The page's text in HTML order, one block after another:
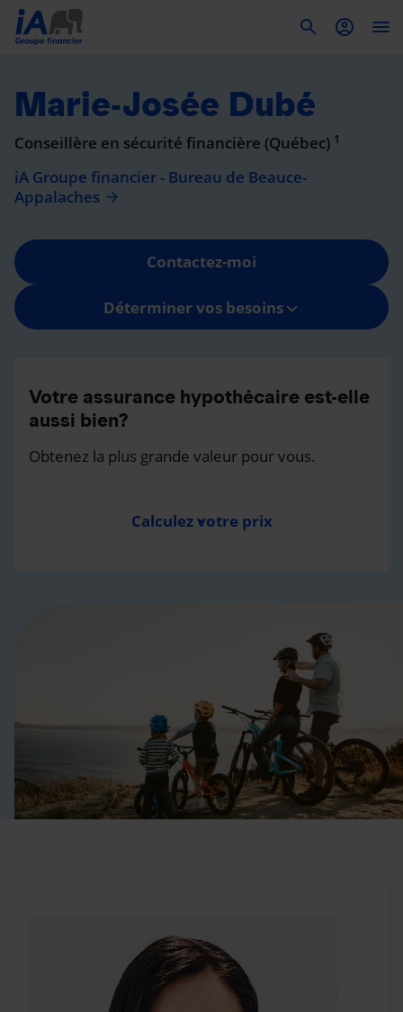
Marie-Josée Dubé
Conseillère en sécurité financière (Québec) 1
iA Groupe financier - Bureau de Beauce-
Appalaches
Contactez-moi
Déterminer vos besoins
Votre assurance hypothécaire est-elle
aussi bien?
Obtenez la plus grande valeur pour vous.
Calculez votre prix